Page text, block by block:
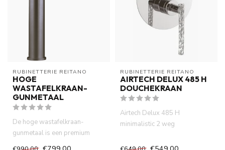
RUBINETTERIE REITANO
HOGE
WASTAFELKRAAN-
GUNMETAAL
De hoge wastafelkraan-
gunmetaal is een premium
designkraan voor moderne
RUBINETTERIE REITANO
AIRTECH DELUX 485 H
DOUCHEKRAAN
Airtech Delux 485 H
minimalistic 2 weg
Inbouw badk...